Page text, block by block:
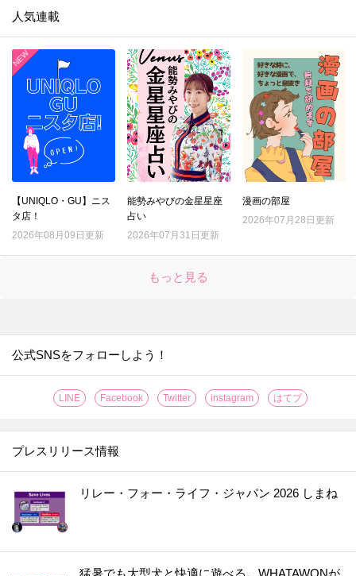
人気連載
【UNIQLO・GU】ニス
タ店！
2026年08月09日更新
能勢みやびの金星星座
占い
2026年07月31日更新
漫画の部屋
2026年07月28日更新
もっと見る
公式SNSをフォローしよう！
LINE Facebook Twitter instagram はてブ
プレスリリース情報
リレー・フォー・ライフ・ジャパン 2026 しまね